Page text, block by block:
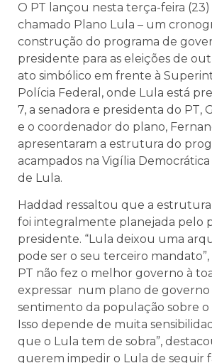
O PT lançou nesta terça-feira
chamado Plano Lula – um
construção do programa de
presidente para as eleições de
ato simbólico em frente à
Polícia Federal, onde Lula está
7, a senadora e presidenta do PT,
e o coordenador do plano,
apresentaram a estrutura do
acampados na Vigília
de Lula.
Haddad ressaltou que a
foi integralmente planejada pelo
presidente. “Lula deixou uma
pode ser o seu terceiro mandato”,
PT não fez o melhor governo à
expressar num plano de governo
sentimento da população sobre
Isso depende de muita
que o Lula tem de sobra”,
querem impedir o Lula de seguir